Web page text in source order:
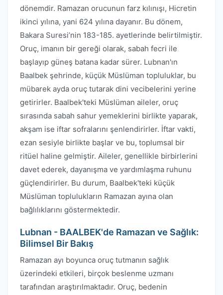
dönemdir. Ramazan orucunun farz kılınışı, Hicretin
ikinci yılına, yani 624 yılına dayanır. Bu dönem,
Bakara Suresi’nin 183-185. ayetlerinde belirtilmiştir.
Oruç, imanın bir gereği olarak, sabah fecri ile
başlayıp güneş batana kadar sürer. Lubnan'ın
Baalbek şehrinde, küçük Müslüman topluluklar, bu
mübarek ayda oruç tutarak dini vecibelerini yerine
getirirler. Baalbek'teki Müslüman aileler, oruç
sırasında sabah sahur yemeklerini birlikte yaparak,
akşam ise iftar sofralarını şenlendirirler. İftar vakti,
ezan sesiyle birlikte başlar ve bu, toplumsal bir
ritüel haline gelmiştir. Aileler, genellikle birbirlerini
davet ederek, dayanışma ve yardımlaşma ruhunu
güçlendirirler. Bu durum, Baalbek'teki küçük
Müslüman toplulukların Ramazan ayına olan
bağlılıklarını göstermektedir.
Lubnan - BAALBEK'de Ramazan ve Sağlık:
Bilimsel Bir Bakış
Ramazan ayı boyunca oruç tutmanın sağlık
üzerindeki etkileri, birçok beslenme uzmanı
tarafından araştırılmaktadır. Oruç, bedenin